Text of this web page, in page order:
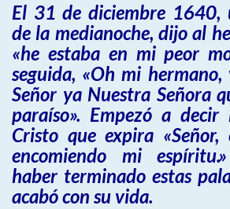
El 31 de diciembre 1640,
de la medianoche, dijo al
«he estaba en mi peor
seguida, «Oh mi
Señor ya Nuestra Señora
paraíso». Empezó a
Cristo que expira
encomiendo mi
haber terminado estas
acabó con su vida.